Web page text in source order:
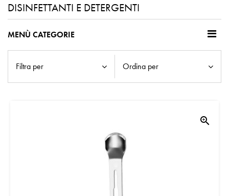
DISINFETTANTI E DETERGENTI
MENÙ CATEGORIE
Filtra per Ordina per
zoom_in